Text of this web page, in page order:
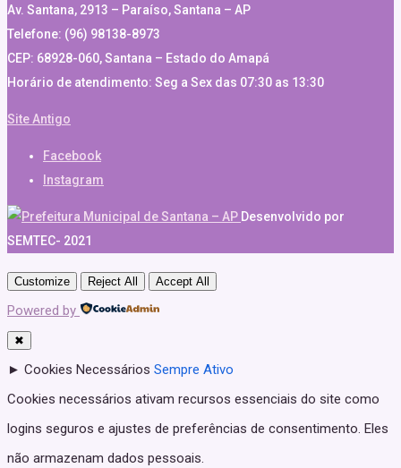
Av. Santana, 2913 – Paraíso, Santana – AP
Telefone: (96) 98138-8973
CEP: 68928-060, Santana – Estado do Amapá
Horário de atendimento: Seg a Sex das 07:30 as 13:30
Site Antigo
Facebook
Instagram
Desenvolvido por
SEMTEC- 2021
Customize Reject All Accept All
Powered by
✖
► Cookies Necessários Sempre Ativo
Cookies necessários ativam recursos essenciais do site como
logins seguros e ajustes de preferências de consentimento. Eles
não armazenam dados pessoais.